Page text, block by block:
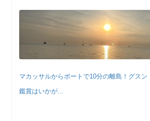
マカッサルからボートで10分の離島！グス
鑑賞はいかが...